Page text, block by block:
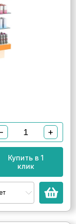
+
Купить в 1
клик